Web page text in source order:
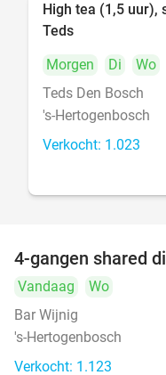
High tea (1,5 uur),
Teds
Morgen
Di Wo
Teds Den Bosch
's-Hertogenbosch
Verkocht: 1.023
4-gangen shared
Vandaag
Wo
Bar Wijnig
's-Hertogenbosch
Verkocht: 1.123